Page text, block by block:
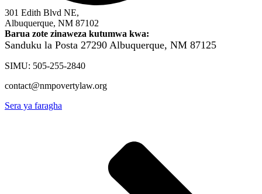
301 Edith Blvd NE,
Albuquerque, NM 87102
Barua zote zinaweza kutumwa kwa:
Sanduku la Posta 27290 Albuquerque, NM 87125
SIMU: 505-255-2840
contact@nmpovertylaw.org
Sera ya faragha